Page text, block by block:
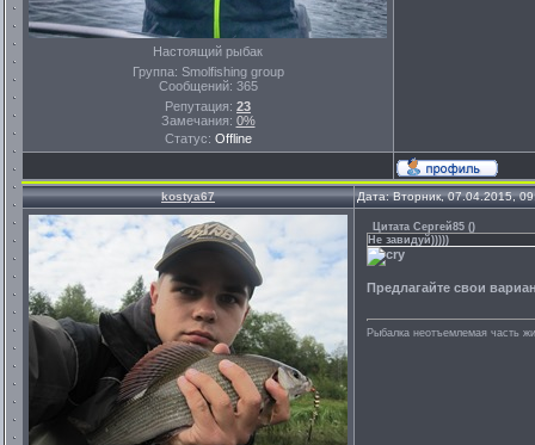
Настоящий рыбак
Группа: Smolfishing group
Сообщений: 365
Репутация: 23
Замечания: 0%
Статус: Offline
kostya67 Дата: Вторник, 07.04.2015,
Цитата Сергей85 ()
Не завидуй)))))
Предлагайте свои
Рыбалка неотъемлемая часть